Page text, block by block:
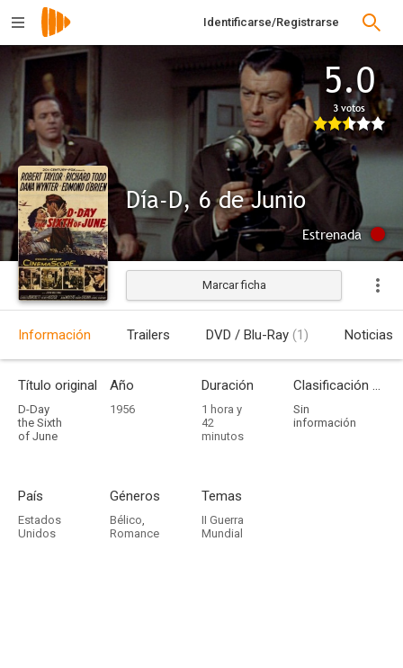
Identificarse/Registrarse
5.0
3 votos
Día-D, 6 de Junio
Estrenada
Marcar ficha
Información Trailers DVD / Blu-Ray (1) Noticias
Título original
D-Day
the Sixth
of June
Año
1956
Duración
1 hora y
42
minutos
Clasificación por edades
Sin
información
País
Estados
Unidos
Géneros
Bélico,
Romance
Temas
II Guerra
Mundial